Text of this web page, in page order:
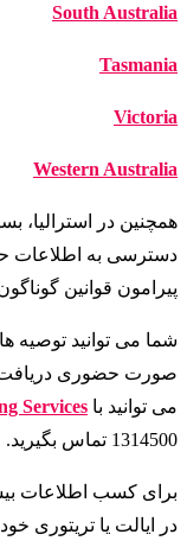
South Australia
Tasmania
Victoria
Western Australia
همچنین در استرالیا،
دسترسی به اطلاعات
پیرامون قوانین
شما می توانید توصیه
صورت حضوری دریافت
می توانید با Services
1314500 تماس بگیرید.
برای کسب اطلاعات
در ایالت یا تریتوری خود